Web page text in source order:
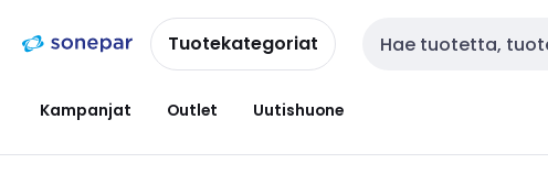
navigointiinsisältöönTuotekategoriat Haku
Kampanjat Outlet Uutishuone